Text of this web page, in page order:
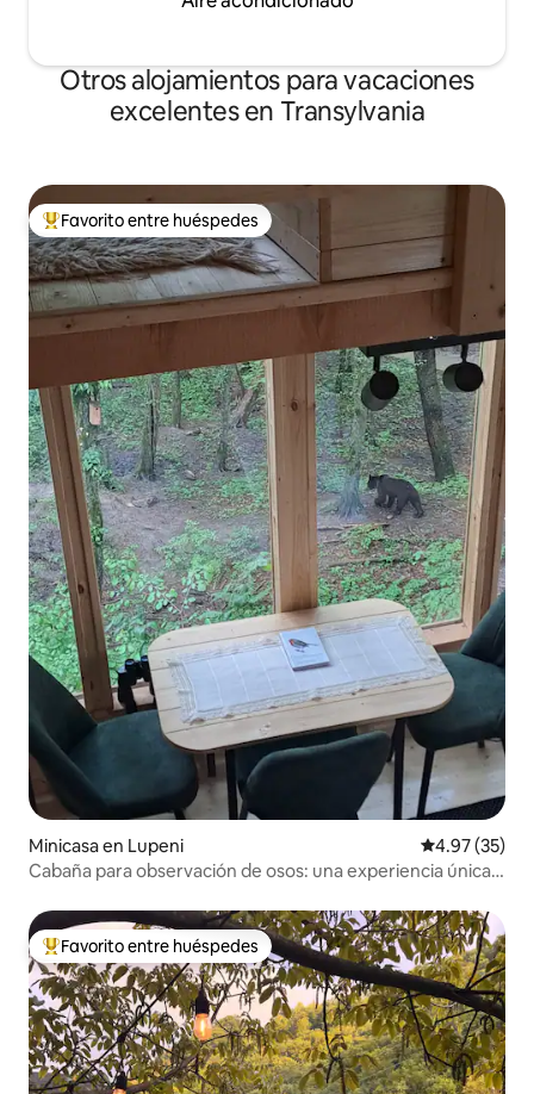
Otros alojamientos para vacaciones
excelentes en Transylvania
Favorito entre huéspedes preferido
Favorito entre huéspedes
Minicasa en Lupeni Calificación
4.97 (35)
Cabaña para observación de osos: una experiencia única
Favorito entre huéspedes preferido
Favorito entre huéspedes